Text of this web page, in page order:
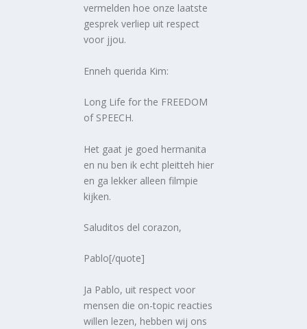
vermelden hoe onze laatste
gesprek verliep uit respect
voor jjou.
Enneh querida Kim:
Long Life for the FREEDOM
of SPEECH.
Het gaat je goed hermanita
en nu ben ik echt pleitteh hier
en ga lekker alleen filmpie
kijken.
Saluditos del corazon,
Pablo[/quote]
Ja Pablo, uit respect voor
mensen die on-topic reacties
willen lezen, hebben wij ons